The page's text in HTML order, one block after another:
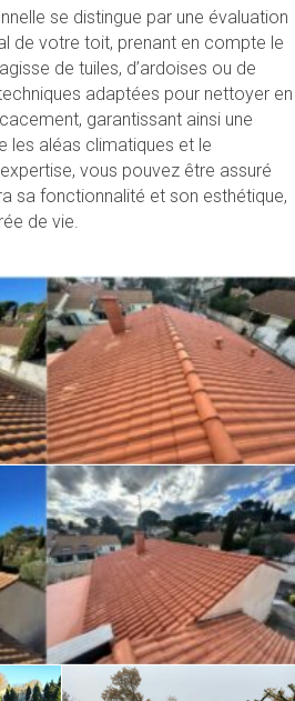
se distingue par une évaluation
de votre toit, prenant en compte le
de tuiles, d’ardoises ou de
adaptées pour nettoyer en
garantissant ainsi une
les aléas climatiques et le
vous pouvez être assuré
sa fonctionnalité et son esthétique,
de vie.